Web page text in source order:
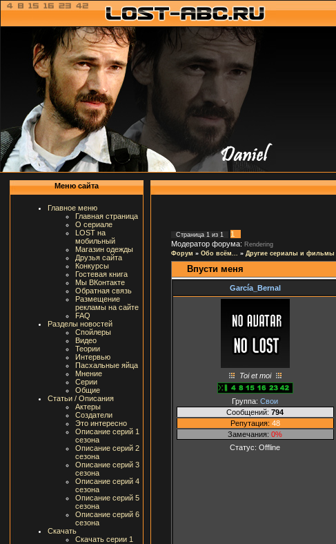
Меню сайта
Главное меню
Главная страница
О сериале
LOST на
мобильный
Магазин одежды
Друзья сайта
Конкурсы
Гостевая книга
Мы ВКонтакте
Обратная связь
Размещение
рекламы на сайте
FAQ
Разделы новостей
Спойлеры
Видео
Теории
Интервью
Пасхальные яйца
Мнение
Серии
Общие
Статьи / Описания
Актеры
Создатели
Это интересно
Описание серий 1
сезона
Описание серий 2
сезона
Описание серий 3
сезона
Описание серий 4
сезона
Описание серий 5
сезона
Описание серий 6
сезона
Скачать
Скачать серии 1
Страница 1 из 1
1
Модератор форума: Rendering
Форум » Обо всём... » Другие сериалы и фильмы
Впусти меня
García_Bernal
Toi et moi
Группа: Свои
Сообщений: 794
Репутация: 48
Замечания: 0%
Статус: Offline